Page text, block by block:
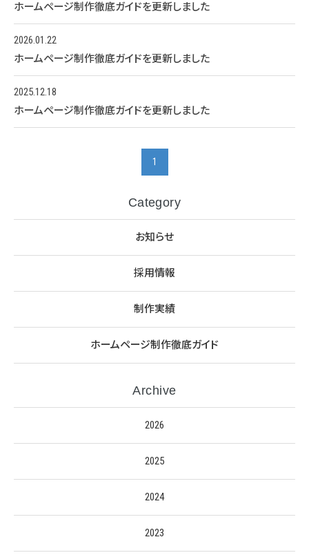
ホームページ制作徹底ガイドを更新しました
2026.01.22
ホームページ制作徹底ガイドを更新しました
2025.12.18
ホームページ制作徹底ガイドを更新しました
1
Category
お知らせ
採用情報
制作実績
ホームページ制作徹底ガイド
Archive
2026
2025
2024
2023